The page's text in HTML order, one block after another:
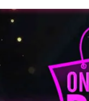
Open
of klik de
en klik